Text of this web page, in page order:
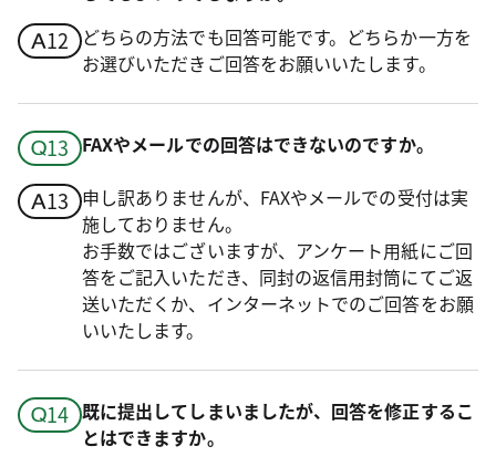
どちらの方法でも回答可能です。どちらか一方を
お選びいただきご回答をお願いいたします。
FAXやメールでの回答はできないのですか。
申し訳ありませんが、FAXやメールでの受付は実
施しておりません。
お手数ではございますが、アンケート用紙にご回
答をご記入いただき、同封の返信用封筒にてご返
送いただくか、インターネットでのご回答をお願
いいたします。
既に提出してしまいましたが、回答を修正するこ
とはできますか。